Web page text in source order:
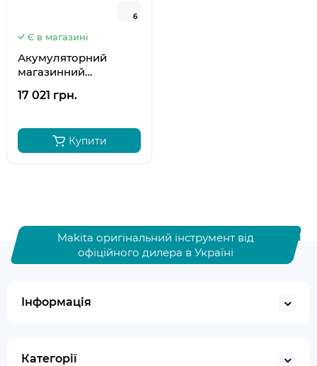
6
6
Є в магазині
Акумуляторний
магазинний
LXT DFR452Z
17 021 грн.
Купити
Makita оригінальний інструмент від
офіційного дилера в Україні
Інформація
Категорії